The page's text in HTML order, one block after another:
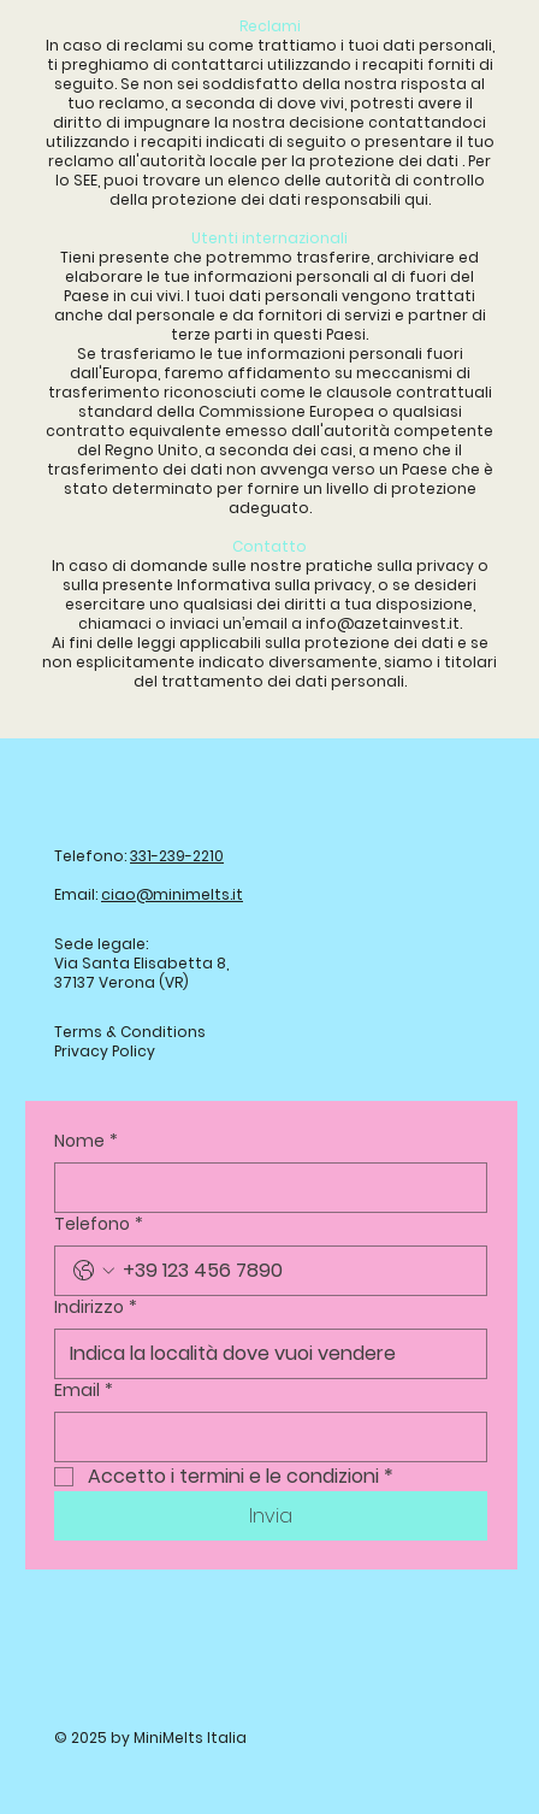
Reclami
In caso di reclami su come trattiamo i tuoi dati personali,
ti preghiamo di contattarci utilizzando i recapiti forniti di
seguito. Se non sei soddisfatto della nostra risposta al
tuo reclamo, a seconda di dove vivi, potresti avere il
diritto di impugnare la nostra decisione contattandoci
utilizzando i recapiti indicati di seguito o presentare il tuo
reclamo all'autorità locale per la protezione dei dati . Per
lo SEE, puoi trovare un elenco delle autorità di controllo
della protezione dei dati responsabili qui.
Utenti internazionali
Tieni presente che potremmo trasferire, archiviare ed
elaborare le tue informazioni personali al di fuori del
Paese in cui vivi. I tuoi dati personali vengono trattati
anche dal personale e da fornitori di servizi e partner di
terze parti in questi Paesi.
Se trasferiamo le tue informazioni personali fuori
dall'Europa, faremo affidamento su meccanismi di
trasferimento riconosciuti come le clausole contrattuali
standard della Commissione Europea o qualsiasi
contratto equivalente emesso dall'autorità competente
del Regno Unito, a seconda dei casi, a meno che il
trasferimento dei dati non avvenga verso un Paese che è
stato determinato per fornire un livello di protezione
adeguato.
Contatto
In caso di domande sulle nostre pratiche sulla privacy o
sulla presente Informativa sulla privacy, o se desideri
esercitare uno qualsiasi dei diritti a tua disposizione,
chiamaci o inviaci un’email a info@azetainvest.it.
Ai fini delle leggi applicabili sulla protezione dei dati e se
non esplicitamente indicato diversamente, siamo i titolari
del trattamento dei dati personali.
Telefono:331-239-2210
Email:ciao@minimelts.it
Sede legale:
Via Santa Elisabetta 8,
37137 Verona (VR)
Terms & Conditions
Privacy Policy
© 2025 by MiniMelts Italia
Nome *
Telefono *
Indirizzo *
Email *
Accetto i termini e le condizioni *
Invia